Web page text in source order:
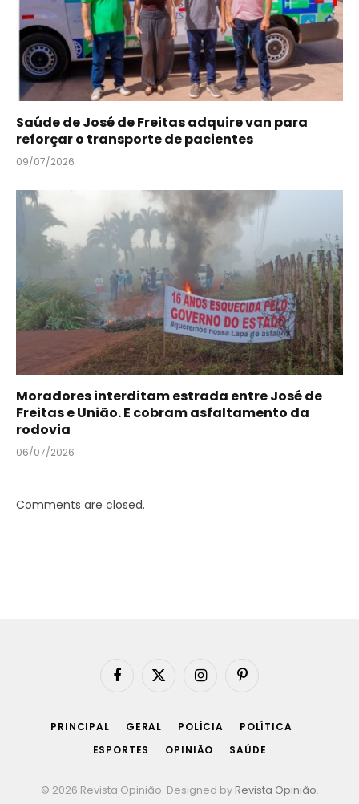
Saúde de José de Freitas adquire van para
reforçar o transporte de pacientes
09/07/2026
Moradores interditam estrada entre José de
Freitas e União. E cobram asfaltamento da
rodovia
06/07/2026
Comments are closed.
Facebook
X
InstagramPinterest
PRINCIPAL GERAL POLÍCIA
POLÍTICA
ESPORTES
OPINIÃO SAÚDE
© 2026 Revista Opinião. Designed by Revista Opinião.